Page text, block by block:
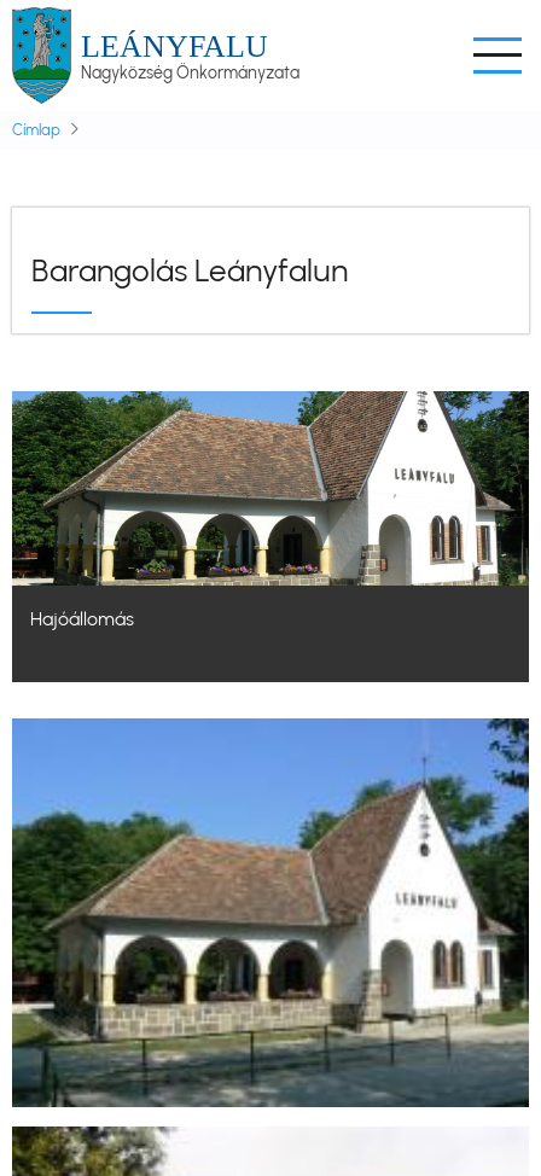
Ugrás
tartalomra
LEÁNYFALU
Nagyközség Önkormányzata
Címlap
Barangolás Leányfalun
Hajóállomás